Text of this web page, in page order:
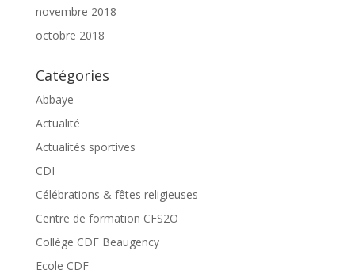
novembre 2018
octobre 2018
Catégories
Abbaye
Actualité
Actualités sportives
CDI
Célébrations & fêtes religieuses
Centre de formation CFS2O
Collège CDF Beaugency
Ecole CDF